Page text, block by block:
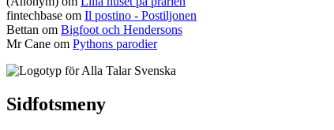
fintechbase om Il postino - Postiljonen
Bettan om Bigfoot och Hendersons
Mr Cane om Pythons parodier
Sidfotsmeny